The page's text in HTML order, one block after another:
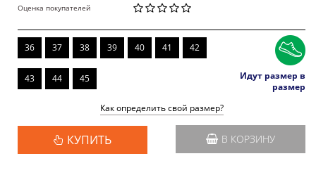
Оценка покупателей
36 37 38 39 40 41 42
43 44 45
Идут размер в
размер
Как определить свой размер?
КУПИТЬ В КОРЗИНУ